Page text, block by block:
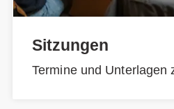
Sitzungen
Termine und Unterlagen